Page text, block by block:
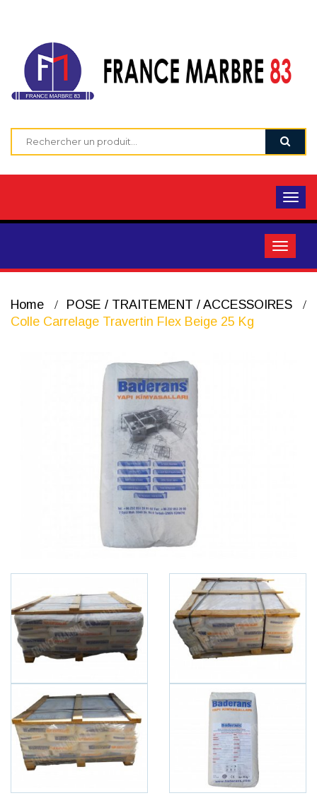
Home
POSE / TRAITEMENT / ACCESSOIRES
Colle Carrelage Travertin Flex Beige 25 Kg